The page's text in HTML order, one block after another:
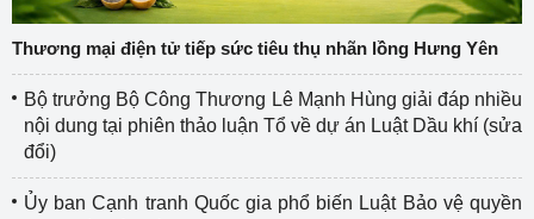
Thương mại điện tử tiếp sức tiêu thụ nhãn lồng Hưng Yên
Bộ trưởng Bộ Công Thương Lê Mạnh Hùng giải đáp nhiều
nội dung tại phiên thảo luận Tổ về dự án Luật Dầu khí (sửa
đổi)
Ủy ban Cạnh tranh Quốc gia phổ biến Luật Bảo vệ quyền